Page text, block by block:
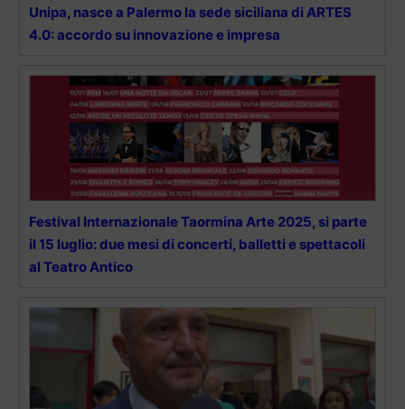
Unipa, nasce a Palermo la sede siciliana di ARTES
4.0: accordo su innovazione e impresa
Festival Internazionale Taormina Arte 2025, si parte
il 15 luglio: due mesi di concerti, balletti e spettacoli
al Teatro Antico